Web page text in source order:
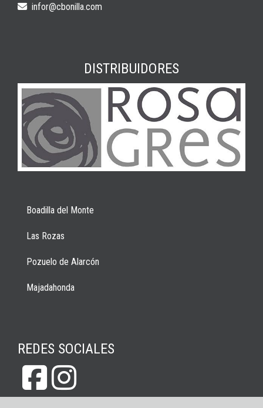
infor
cbonilla.com
DISTRIBUIDORES
Boadilla del Monte
Las Rozas
Pozuelo de Alarcón
Majadahonda
REDES SOCIALES